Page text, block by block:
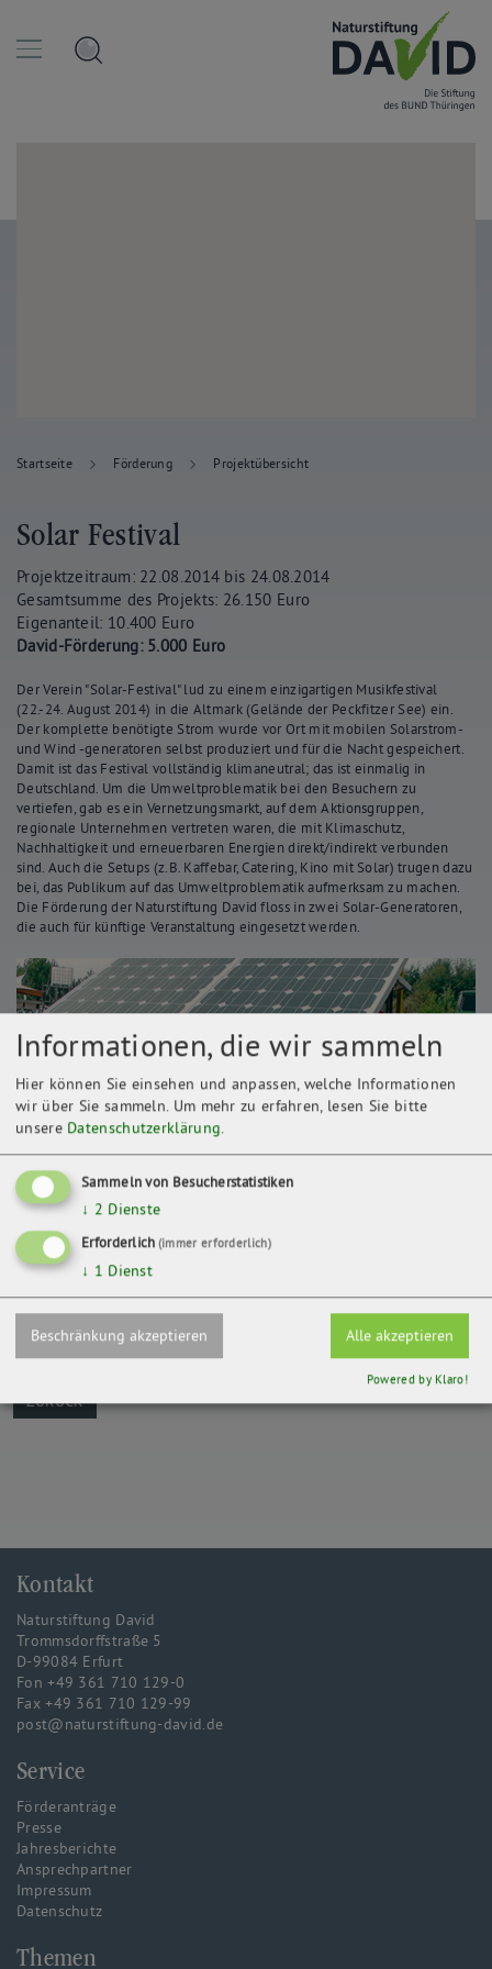
Startseite Förderung Projektübersicht
Solar Festival
Projektzeitraum: 22.08.2014 bis 24.08.2014
Gesamtsumme des Projekts: 26.150 Euro
Eigenanteil: 10.400 Euro
David-Förderung: 5.000 Euro
Der Verein "Solar-Festival" lud zu einem einzigartigen Musikfestival
(22.-24. August 2014) in die Altmark (Gelände der Peckfitzer See) ein.
Der komplette benötigte Strom wurde vor Ort mit mobilen Solarstrom-
und Wind -generatoren selbst produziert und für die Nacht gespeichert.
Damit ist das Festival vollständig klimaneutral; das ist einmalig in
Deutschland. Um die Umweltproblematik bei den Besuchern zu
vertiefen, gab es ein Vernetzungsmarkt, auf dem Aktionsgruppen,
regionale Unternehmen vertreten waren, die mit Klimaschutz,
Nachhaltigkeit und erneuerbaren Energien direkt/indirekt verbunden
sind. Auch die Setups (z.B. Kaffebar, Catering, Kino mit Solar) trugen dazu
bei, das Publikum auf das Umweltproblematik aufmerksam zu machen.
Die Förderung der Naturstiftung David floss in zwei Solar-Generatoren,
die auch für künftige Veranstaltung eingesetzt werden.
Kontakt
29410 Salzwedel
ZURÜCK
Kontakt
Naturstiftung David
Trommsdorffstraße 5
D-99084 Erfurt
Fon +49 361 710 129-0
Fax +49 361 710 129-99
post@naturstiftung-david.de
Service
Förderanträge
Presse
Jahresberichte
Ansprechpartner
Impressum
Datenschutz
Themen
Informationen, die wir sammeln
Hier können Sie einsehen und anpassen, welche Informationen
wir über Sie sammeln. Um mehr zu erfahren, lesen Sie bitte
unsere Datenschutzerklärung.
Sammeln von Besucherstatistiken
↓ 2 Dienste
Erforderlich (immer erforderlich)
↓ 1 Dienst
Beschränkung akzeptieren Alle akzeptieren
Powered by Klaro!